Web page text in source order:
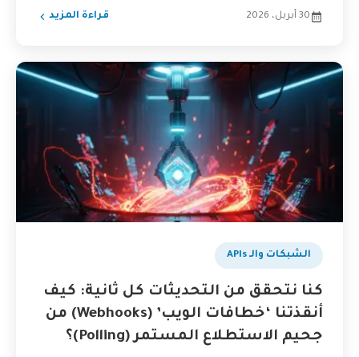
30 أبريل، 2026 قراءة المزيد
الشبكات والـ APIs
كنا نتحقق من التحديثات كل ثانية: كيف
أنقذتنا ‘خطافات الويب’ (Webhooks) من
جحيم الاستطلاع المستمر (Polling)؟